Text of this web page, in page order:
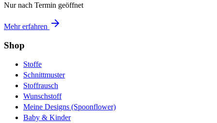
Nur nach Termin geöffnet
Mehr erfahren
Shop
Stoffe
Schnittmuster
Stoffrausch
Wunschstoff
Meine Designs (Spoonflower)
Baby & Kinder